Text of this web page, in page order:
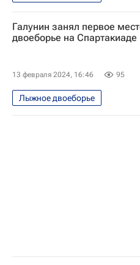
Галунин занял первое
двоеборье на Спартакиаде
13 февраля 2024, 16:46 95
Лыжное двоеборье